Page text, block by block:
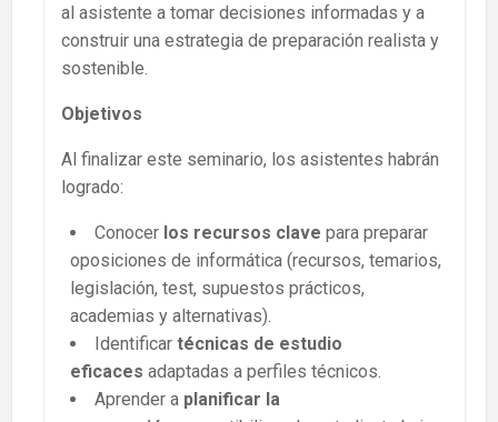
al asistente a tomar decisiones informadas y a
construir una estrategia de preparación realista y
sostenible.
Objetivos
Al finalizar este seminario, los asistentes habrán
logrado:
Conocer los recursos clave para preparar
oposiciones de informática (recursos, temarios,
legislación, test, supuestos prácticos,
academias y alternativas).
Identificar técnicas de estudio
eficaces adaptadas a perfiles técnicos.
Aprender a planificar la